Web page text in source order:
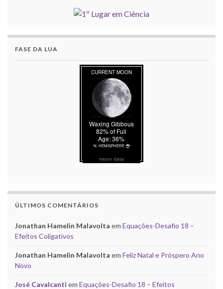
FASE DA LUA
moon data
ÚLTIMOS COMENTÁRIOS
Jonathan Hamelin Malavolta em Equações-Desafio 18 –
Efeitos Coligativos
Jonathan Hamelin Malavolta em Feliz Natal e Próspero Ano
Novo
José Cavalcanti em Equações-Desafio 18 – Efeitos